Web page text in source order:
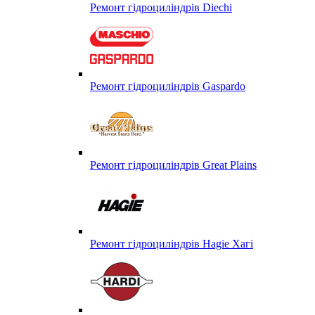
Ремонт гідроциліндрів Diechi
Ремонт гідроциліндрів Gaspardo
Ремонт гідроциліндрів Great Plains
Ремонт гідроциліндрів Hagie Хагі